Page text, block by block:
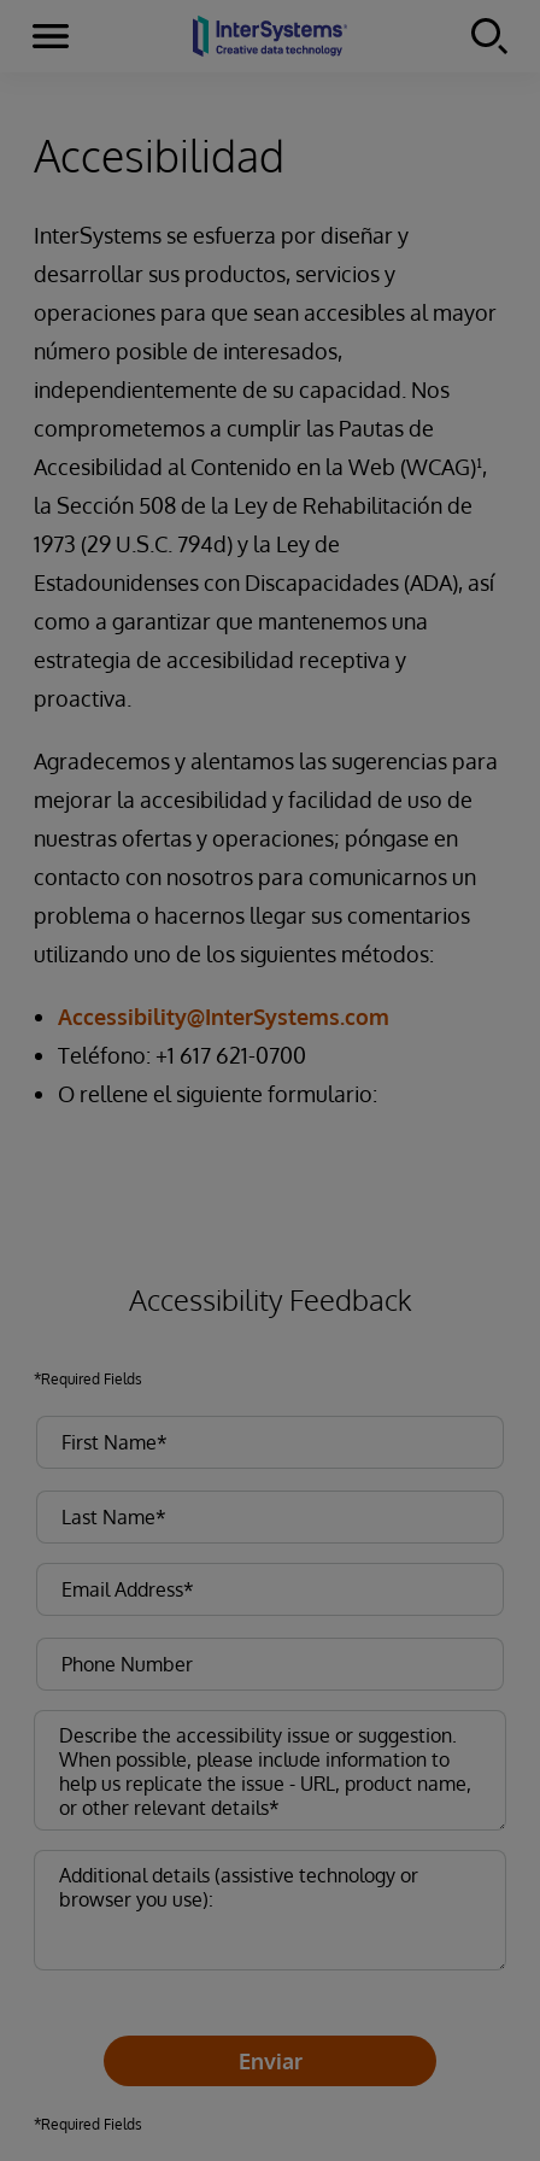
Skip to content
Secciones
Accesibilidad
InterSystems se esfuerza por diseñar y
desarrollar sus productos, servicios y
operaciones para que sean accesibles al mayor
número posible de interesados,
independientemente de su capacidad. Nos
comprometemos a cumplir las Pautas de
Accesibilidad al Contenido en la Web (WCAG)¹,
la Sección 508 de la Ley de Rehabilitación de
1973 (29 U.S.C. 794d) y la Ley de
Estadounidenses con Discapacidades (ADA), así
como a garantizar que mantenemos una
estrategia de accesibilidad receptiva y
proactiva.
Agradecemos y alentamos las sugerencias para
mejorar la accesibilidad y facilidad de uso de
nuestras ofertas y operaciones; póngase en
contacto con nosotros para comunicarnos un
problema o hacernos llegar sus comentarios
utilizando uno de los siguientes métodos:
Accessibility@InterSystems.com
Teléfono: +1 617 621-0700
O rellene el siguiente formulario:
Accessibility Feedback
*Required Fields
Enviar
*Required Fields